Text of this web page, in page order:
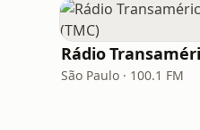
São Paulo · 100.1 FM